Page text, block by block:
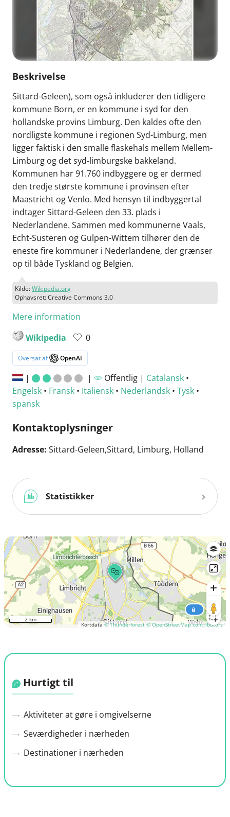
Beskrivelse
Sittard-Geleen), som også inkluderer den tidligere
kommune Born, er en kommune i syd for den
hollandske provins Limburg. Den kaldes ofte den
nordligste kommune i regionen Syd-Limburg, men
ligger faktisk i den smalle flaskehals mellem Mellem-
Limburg og det syd-limburgske bakkeland.
Kommunen har 91.760 indbyggere og er dermed
den tredje største kommune i provinsen efter
Maastricht og Venlo. Med hensyn til indbyggertal
indtager Sittard-Geleen den 33. plads i
Nederlandene. Sammen med kommunerne Vaals,
Echt-Susteren og Gulpen-Wittem tilhører den de
eneste fire kommuner i Nederlandene, der grænser
op til både Tyskland og Belgien.
Kilde:Wikipedia.org
Ophavsret: Creative Commons 3.0
Mere information
Wikipedia
0
Oversat af OpenAI
| | Offentlig | Catalansk•
Engelsk • Fransk • Italiensk • Nederlandsk • Tysk •
spansk
Kontaktoplysninger
Adresse: Sittard-Geleen,Sittard, Limburg, Holland
Statistikker
Kortdata© Thunderforest © OpenStreetMap contributors
2 km
Hurtigt til
Aktiviteter at gøre i omgivelserne
Seværdigheder i nærheden
Destinationer i nærheden